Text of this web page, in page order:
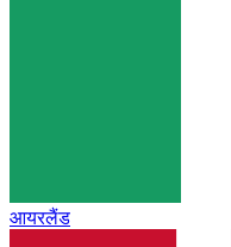
आयरलैंड